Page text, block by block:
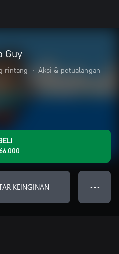
Guy
rintang • Aksi & petualangan
BELI
KEINGINAN ● ● ●